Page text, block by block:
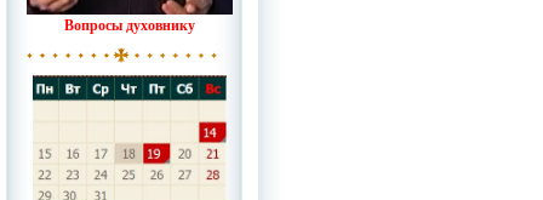
Вопросы духовнику